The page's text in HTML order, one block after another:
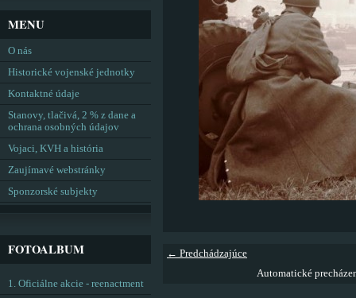
← Predchádzajúce
Automatické
MENU
O nás
Historické vojenské jednotky
Kontaktné údaje
Stanovy, tlačivá, 2 % z dane a
ochrana osobných údajov
Vojaci, KVH a história
Zaujímavé webstránky
Sponzorské subjekty
FOTOALBUM
1. Oficiálne akcie - reenactment